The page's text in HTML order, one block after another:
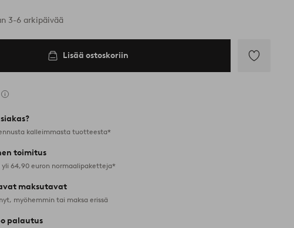
3-6 arkipäivää
Lisää ostoskoriin
kalleimmasta tuotteesta*
toimitus
yli 64,90 euron normaalipaketteja*
maksutavat
myöhemmin tai maksa erissä
palautus